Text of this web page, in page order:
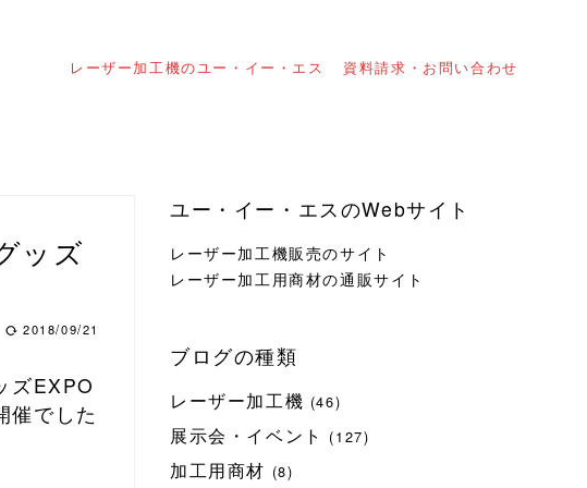
レーザー加工機のユー・イー・エス 資料請求・お問い合わせ
ッズ
2018/09/21
ズEXPO
催でした
ユー・イー・エスのWebサイト
レーザー加工機販売のサイト
レーザー加工用商材の通販サイト
ブログの種類
レーザー加工機 (46)
展示会・イベント (127)
加工用商材 (8)